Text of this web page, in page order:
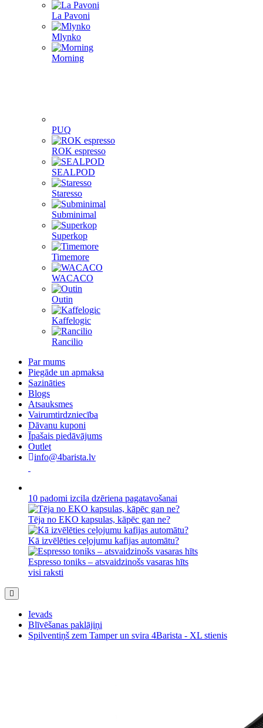
La Pavoni
Mlynko
Morning
PUQ
ROK espresso
SEALPOD
Staresso
Subminimal
Superkop
Timemore
WACACO
Outin
Kaffelogic
Rancilio
Par mums
Piegāde un apmaksa
Sazināties
Blogs
Atsauksmes
Vairumtirdzniecība
Dāvanu kuponi
Īpašais piedāvājums
Outlet
info@4barista.lv
10 padomi izcila dzēriena pagatavošanai
Tēja no EKO kapsulas, kāpēc gan ne?
Kā izvēlēties ceļojumu kafijas automātu?
Espresso toniks – atsvaidzinošs vasaras hīts
visi raksti
Ievads
Blīvēšanas paklājiņi
Spilventiņš zem Tamper un svira 4Barista - XL stienis